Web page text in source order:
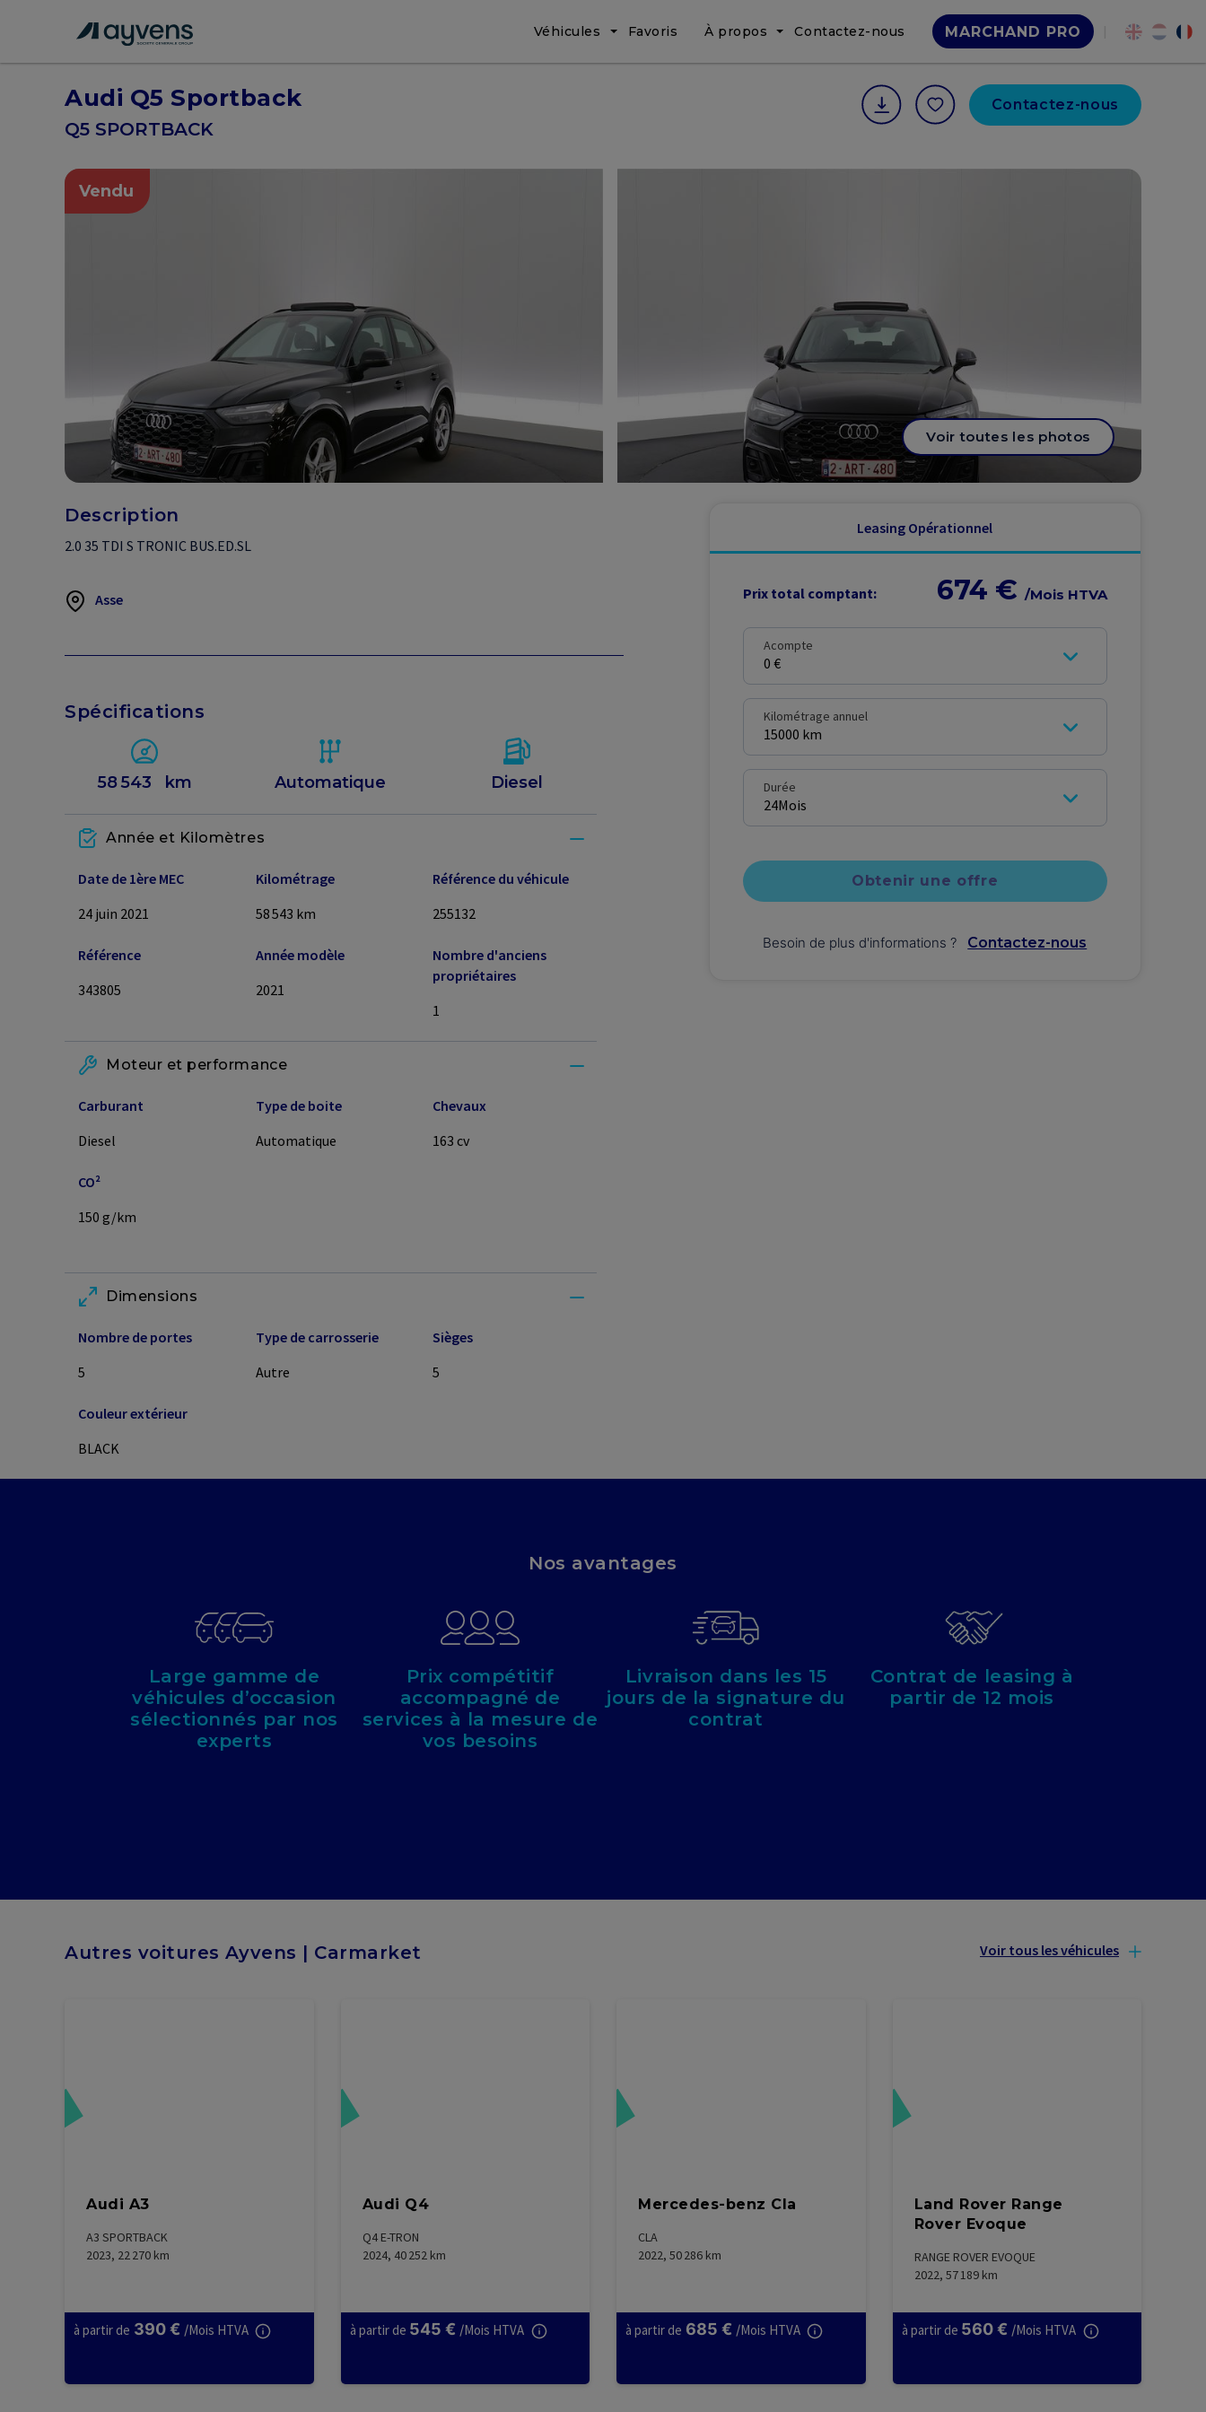
Véhicules Favoris À propos Contactez-nous MARCHAND PRO
Audi Q5 Sportback
Q5 SPORTBACK
Contactez-nous
Vendu
Voir toutes les photos
Leasing Opérationnel
Prix total comptant: 674 € /Mois HTVA
Acompte
0 €
Kilométrage annuel
15000 km
Durée
24Mois
Obtenir une offre
Besoin de plus d'informations ? Contactez-nous
Description
2.0 35 TDI S TRONIC BUS.ED.SL
Asse
Spécifications
58 543 km Automatique Diesel
Année et Kilomètres
Date de 1ère MEC
24 juin 2021
Kilométrage
58 543 km
Référence du véhicule
255132
Référence
343805
Année modèle
2021
Nombre d'anciens
propriétaires
1
Moteur et performance
Carburant
Diesel
Type de boite
Automatique
Chevaux
163 cv
CO²
150 g/km
Dimensions
Nombre de portes
5
Type de carrosserie
Autre
Sièges
5
Couleur extérieur
BLACK
Nos avantages
Large gamme de
véhicules d’occasion
sélectionnés par nos
experts
Prix compétitif
accompagné de
services à la mesure de
vos besoins
Livraison dans les 15
jours de la signature du
contrat
Contrat de leasing à
partir de 12 mois
Autres voitures Ayvens | Carmarket Voir tous les véhicules
Audi A3
A3 SPORTBACK
2023, 22 270 km
à partir de 390€ /Mois HTVA
Audi Q4
Q4 E-TRON
2024, 40 252 km
à partir de 545€ /Mois HTVA
Mercedes-benz Cla
CLA
2022, 50 286 km
à partir de 685 € /Mois HTVA
Land Rover Range
Rover Evoque
RANGE ROVER EVOQUE
2022, 57 189 km
à partir de 560€ /Mois HTVA